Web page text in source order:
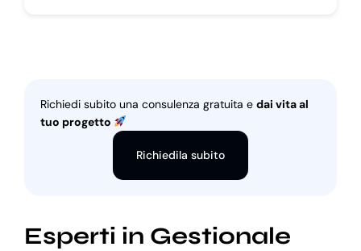
Richiedi subito una consulenza gratuita e dai vita al
tuo progetto
Richiedila subito
Esperti in Gestionale